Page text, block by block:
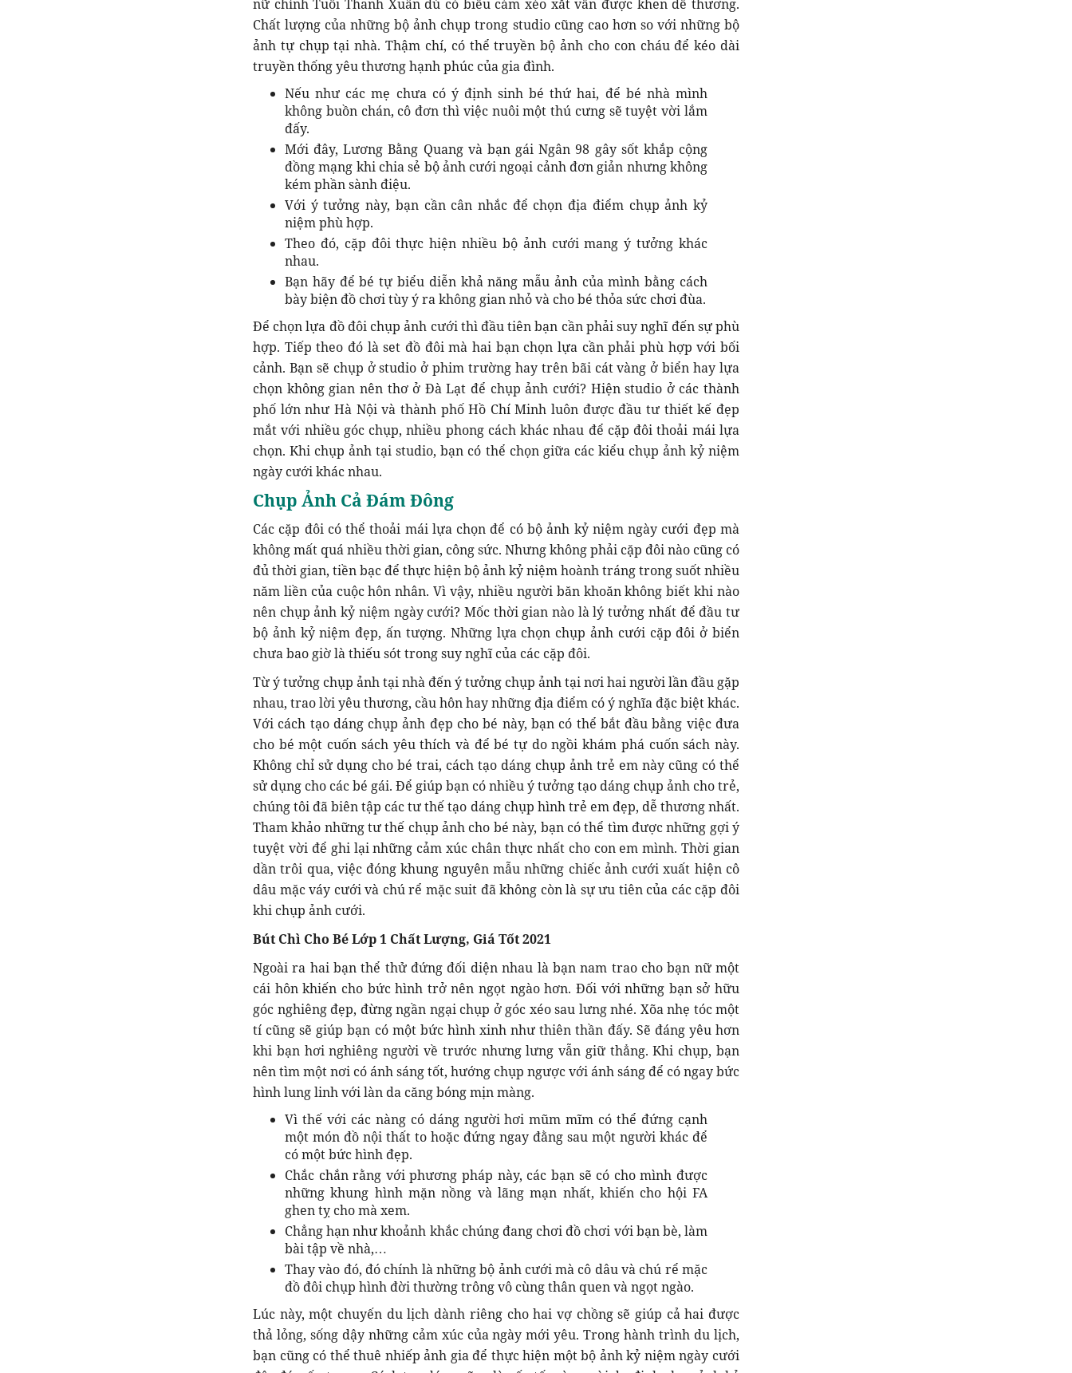
nữ chính Tuổi Thanh Xuân dù có biểu cảm xéo xắt vẫn được khen dễ thương.
Chất lượng của những bộ ảnh chụp trong studio cũng cao hơn so với những bộ
ảnh tự chụp tại nhà. Thậm chí, có thể truyền bộ ảnh cho con cháu để kéo dài
truyền thống yêu thương hạnh phúc của gia đình.
Nếu như các mẹ chưa có ý định sinh bé thứ hai, để bé nhà mình
không buồn chán, cô đơn thì việc nuôi một thú cưng sẽ tuyệt vời lắm
đấy.
Mới đây, Lương Bằng Quang và bạn gái Ngân 98 gây sốt khắp cộng
đồng mạng khi chia sẻ bộ ảnh cưới ngoại cảnh đơn giản nhưng không
kém phần sành điệu.
Với ý tưởng này, bạn cần cân nhắc để chọn địa điểm chụp ảnh kỷ
niệm phù hợp.
Theo đó, cặp đôi thực hiện nhiều bộ ảnh cưới mang ý tưởng khác
nhau.
Bạn hãy để bé tự biểu diễn khả năng mẫu ảnh của mình bằng cách
bày biện đồ chơi tùy ý ra không gian nhỏ và cho bé thỏa sức chơi đùa.
Để chọn lựa đồ đôi chụp ảnh cưới thì đầu tiên bạn cần phải suy nghĩ đến sự phù
hợp. Tiếp theo đó là set đồ đôi mà hai bạn chọn lựa cần phải phù hợp với bối
cảnh. Bạn sẽ chụp ở studio ở phim trường hay trên bãi cát vàng ở biển hay lựa
chọn không gian nên thơ ở Đà Lạt để chụp ảnh cưới? Hiện studio ở các thành
phố lớn như Hà Nội và thành phố Hồ Chí Minh luôn được đầu tư thiết kế đẹp
mắt với nhiều góc chụp, nhiều phong cách khác nhau để cặp đôi thoải mái lựa
chọn. Khi chụp ảnh tại studio, bạn có thể chọn giữa các kiểu chụp ảnh kỷ niệm
ngày cưới khác nhau.
Chụp Ảnh Cả Đám Đông
Các cặp đôi có thể thoải mái lựa chọn để có bộ ảnh kỷ niệm ngày cưới đẹp mà
không mất quá nhiều thời gian, công sức. Nhưng không phải cặp đôi nào cũng có
đủ thời gian, tiền bạc để thực hiện bộ ảnh kỷ niệm hoành tráng trong suốt nhiều
năm liền của cuộc hôn nhân. Vì vậy, nhiều người băn khoăn không biết khi nào
nên chụp ảnh kỷ niệm ngày cưới? Mốc thời gian nào là lý tưởng nhất để đầu tư
bộ ảnh kỷ niệm đẹp, ấn tượng. Những lựa chọn chụp ảnh cưới cặp đôi ở biển
chưa bao giờ là thiếu sót trong suy nghĩ của các cặp đôi.
Từ ý tưởng chụp ảnh tại nhà đến ý tưởng chụp ảnh tại nơi hai người lần đầu gặp
nhau, trao lời yêu thương, cầu hôn hay những địa điểm có ý nghĩa đặc biệt khác.
Với cách tạo dáng chụp ảnh đẹp cho bé này, bạn có thể bắt đầu bằng việc đưa
cho bé một cuốn sách yêu thích và để bé tự do ngồi khám phá cuốn sách này.
Không chỉ sử dụng cho bé trai, cách tạo dáng chụp ảnh trẻ em này cũng có thể
sử dụng cho các bé gái. Để giúp bạn có nhiều ý tưởng tạo dáng chụp ảnh cho trẻ,
chúng tôi đã biên tập các tư thế tạo dáng chụp hình trẻ em đẹp, dễ thương nhất.
Tham khảo những tư thế chụp ảnh cho bé này, bạn có thể tìm được những gợi ý
tuyệt vời để ghi lại những cảm xúc chân thực nhất cho con em mình. Thời gian
dần trôi qua, việc đóng khung nguyên mẫu những chiếc ảnh cưới xuất hiện cô
dâu mặc váy cưới và chú rể mặc suit đã không còn là sự ưu tiên của các cặp đôi
khi chụp ảnh cưới.
Bút Chì Cho Bé Lớp 1 Chất Lượng, Giá Tốt 2021
Ngoài ra hai bạn thể thử đứng đối diện nhau là bạn nam trao cho bạn nữ một
cái hôn khiến cho bức hình trở nên ngọt ngào hơn. Đối với những bạn sở hữu
góc nghiêng đẹp, đừng ngần ngại chụp ở góc xéo sau lưng nhé. Xõa nhẹ tóc một
tí cũng sẽ giúp bạn có một bức hình xinh như thiên thần đấy. Sẽ đáng yêu hơn
khi bạn hơi nghiêng người về trước nhưng lưng vẫn giữ thẳng. Khi chụp, bạn
nên tìm một nơi có ánh sáng tốt, hướng chụp ngược với ánh sáng để có ngay bức
hình lung linh với làn da căng bóng mịn màng.
Vì thế với các nàng có dáng người hơi mũm mĩm có thể đứng cạnh
một món đồ nội thất to hoặc đứng ngay đằng sau một người khác để
có một bức hình đẹp.
Chắc chắn rằng với phương pháp này, các bạn sẽ có cho mình được
những khung hình mặn nồng và lãng mạn nhất, khiến cho hội FA
ghen tỵ cho mà xem.
Chẳng hạn như khoảnh khắc chúng đang chơi đồ chơi với bạn bè, làm
bài tập về nhà,…
Thay vào đó, đó chính là những bộ ảnh cưới mà cô dâu và chú rể mặc
đồ đôi chụp hình đời thường trông vô cùng thân quen và ngọt ngào.
Lúc này, một chuyến du lịch dành riêng cho hai vợ chồng sẽ giúp cả hai được
thả lỏng, sống dậy những cảm xúc của ngày mới yêu. Trong hành trình du lịch,
bạn cũng có thể thuê nhiếp ảnh gia để thực hiện một bộ ảnh kỷ niệm ngày cưới